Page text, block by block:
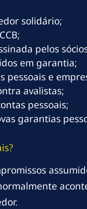
solidário;
pelos
em garantia;
pessoais e
avalistas;
pessoais;
garantias